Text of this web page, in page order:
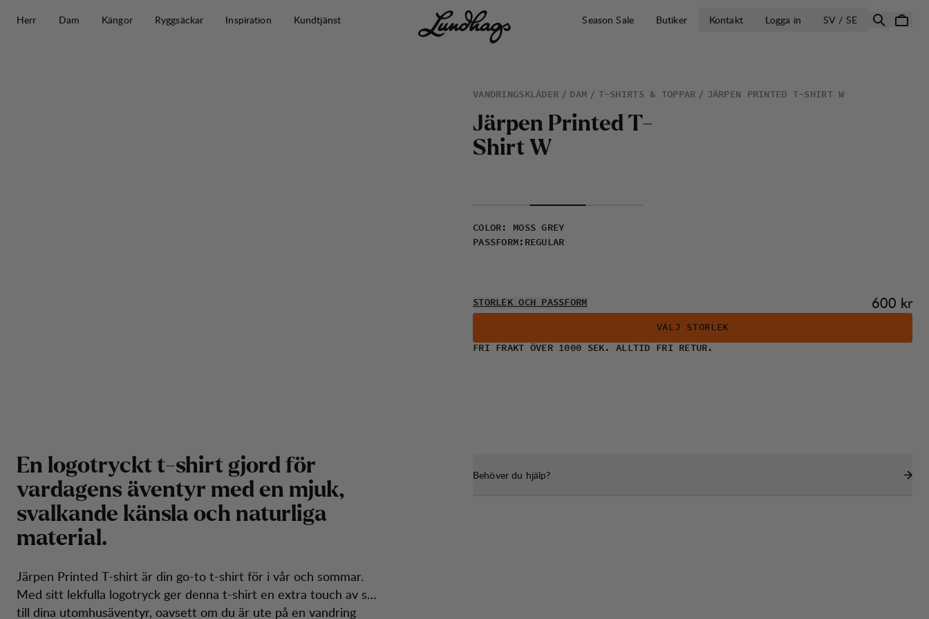
Herr
Dam Kängor Ryggsäckar Inspiration Kundtjänst Season Sale Butiker Kontakt Logga in SV / SEÖPPNA VÄLJ
VANDRINGSKLÄDER DAM T-SHIRTS & TOPPAR JÄRPEN PRINTED T-SHIRT W
Järpen Printed T-
Shirt W
COLOR :
MOSS GREY
PASSFORM : REGULAR
STORLEK OCH PASSFORM Pris:
600 kr
VÄLJ STORLEK
FRI FRAKT ÖVER 1000 SEK. ALLTID FRI RETUR.
En logotryckt t-shirt gjord för
vardagens äventyr med en mjuk,
svalkande känsla och naturliga
material.
Järpen Printed T-shirt är din go-to t-shirt för i vår och sommar.
Med sitt lekfulla logotryck ger denna t-shirt en extra touch av stil
till dina utomhusäventyr, oavsett om du är ute på en vandring
Behöver du hjälp?